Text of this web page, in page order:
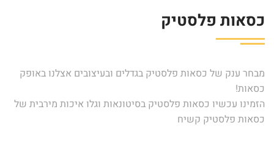
כסאות פלסטיק
מבחר ענק של כסאות פלסטיק בגדלים ובעיצובים אצלנו באופק
כסאות!
הזמינו עכשיו כסאות פלסטיק בסיטונאות וגלו איכות מירבית של
כסאות פלסטיק קשיח